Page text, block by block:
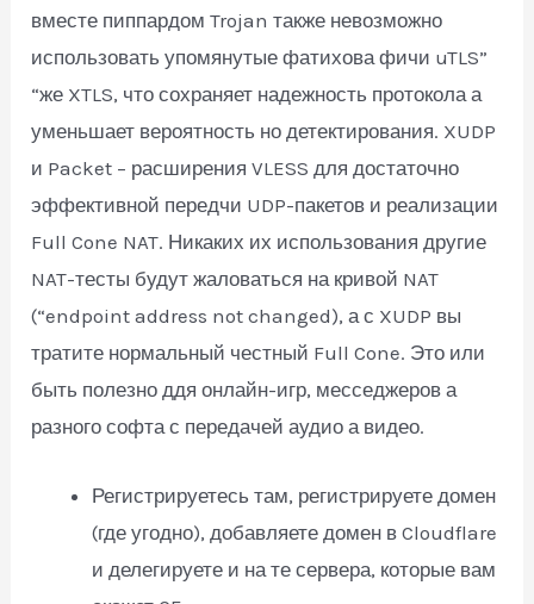
вместе пиппардом Trojan также невозможно
использовать упомянутые фатихова фичи uTLS”
“же XTLS, что сохраняет надежность протокола а
уменьшает вероятность но детектирования. XUDP
и Packet – расширения VLESS для достаточно
эффективной передчи UDP-пакетов и реализации
Full Cone NAT. Никаких их использования другие
NAT-тесты будут жаловаться на кривой NAT
(“endpoint address not changed), а с XUDP вы
тратите нормальный честный Full Cone. Это или
быть полезно ддя онлайн-игр, месседжеров а
разного софта с передачей аудио а видео.
Регистрируетесь там, регистрируете домен
(где угодно), добавляете домен в Cloudflare
и делегируете и на те сервера, которые вам